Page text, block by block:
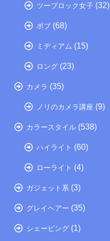
ツーブロック女子 (32)
ボブ (68)
ミディアム (15)
ロング (23)
カメラ (35)
ノリのカメラ講座 (9)
カラースタイル (538)
ハイライト (60)
ローライト (4)
ガジェット系 (3)
グレイヘアー (35)
シェービング (1)